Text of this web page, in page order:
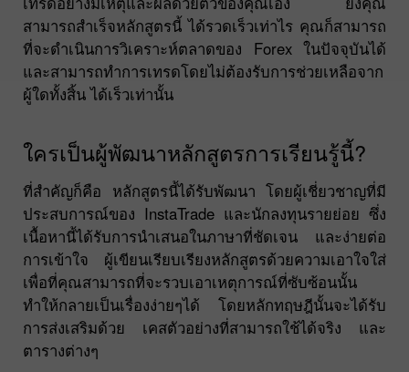
สามารถสำเร็จหลักสูตรนี้ ได้รวดเร็วเท่าไร คุณก็สามารถ
ที่จะดำเนินการวิเคราะห์ตลาดของ Forex ในปัจจุบันได้
และสามารถทำการเทรดโดยไม่ต้องรับการช่วยเหลือจาก
ผู้ใดทั้งสิ้น ได้เร็วเท่านั้น
ใครเป็นผู้พัฒนาหลักสูตรการเรียนรู้นี้?
ที่สำคัญก็คือ หลักสูตรนี้ได้รับพัฒนา โดยผู้เชี่ยวชาญที่มี
ประสบการณ์ของ InstaTrade และนักลงทุนรายย่อย ซึ่ง
เนื้อหานี้ได้รับการนำเสนอในภาษาที่ชัดเจน และง่ายต่อ
การเข้าใจ ผู้เขียนเรียบเรียงหลักสูตรด้วยความเอาใจใส่
เพื่อที่คุณสามารถที่จะรวบเอาเหตุการณ์ที่ซับซ้อนนั้น
ทำให้กลายเป็นเรื่องง่ายๆได้ โดยหลักทฤษฎีนั้นจะได้รับ
การส่งเสริมด้วย เคสตัวอย่างที่สามารถใช้ได้จริง และ
ตารางต่างๆ